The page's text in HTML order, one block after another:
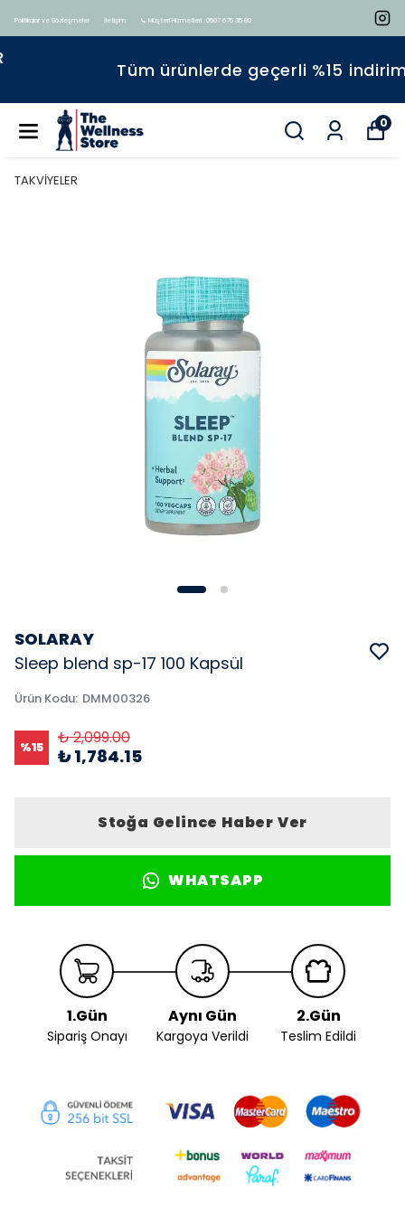
Politikalar ve Sözleşmeler İletişim 📞 Müşteri Hizmetleri : 0507 675 35 80
Tüm ürünlerde geçerli %15 indirim
0
TAKVİYELER
SOLARAY
Sleep blend sp-17 100 Kapsül
Ürün Kodu: DMM00326
%15 ₺ 2,099.00
₺ 1,784.15
Stoğa Gelince Haber Ver
WHATSAPP
1.Gün
Sipariş Onayı
Aynı Gün
Kargoya Verildi
2.Gün
Teslim Edildi